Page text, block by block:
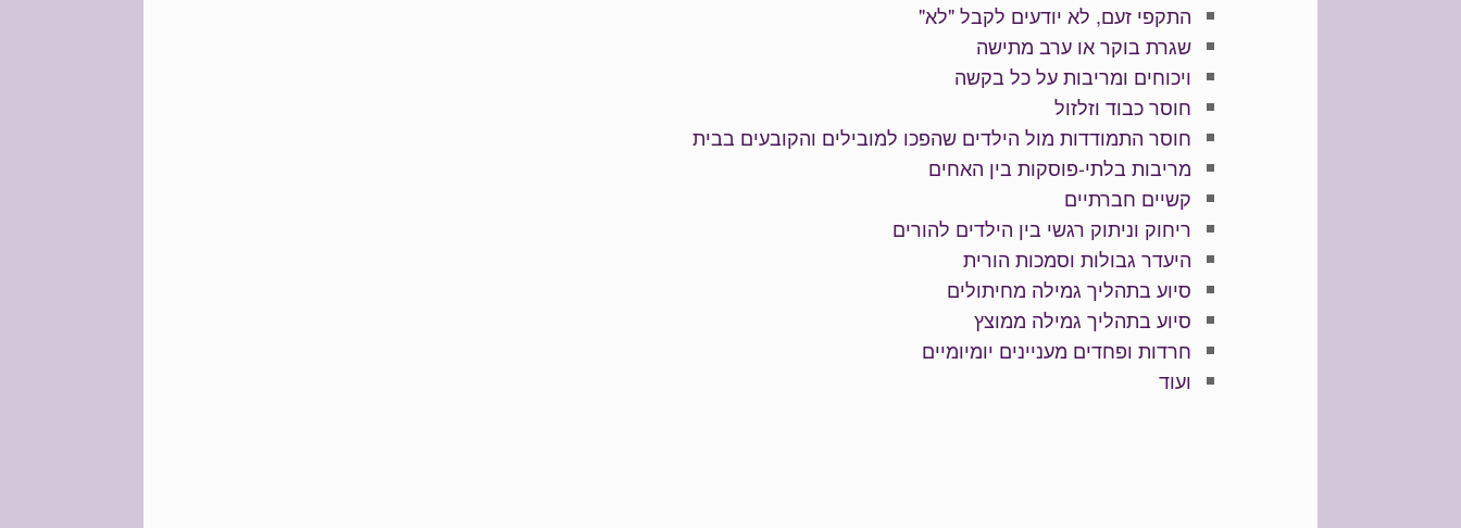
התקפי זעם, לא יודעים לקבל "לא"
שגרת בוקר או ערב מתישה
ויכוחים ומריבות על כל בקשה
חוסר כבוד וזלזול
חוסר התמודדות מול הילדים שהפכו למובילים והקובעים בבית
מריבות בלתי-פוסקות בין האחים
קשיים חברתיים
ריחוק וניתוק רגשי בין הילדים להורים
היעדר גבולות וסמכות הורית
סיוע בתהליך גמילה מחיתולים
סיוע בתהליך גמילה ממוצץ
חרדות ופחדים מעניינים יומיומיים
ועוד